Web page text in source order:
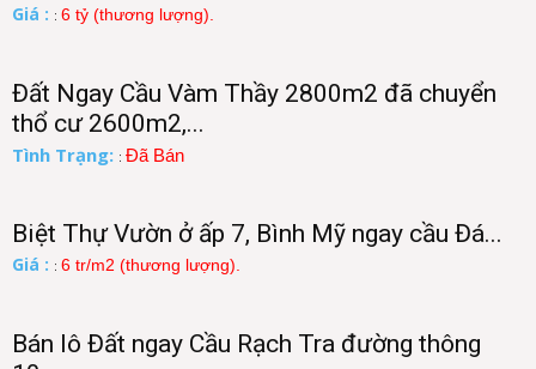
Giá : : 6 tỷ (thương lượng).
Đất Ngay Cầu Vàm Thầy 2800m2 đã chuyển
thổ cư 2600m2,...
Tình Trạng: : Đã Bán
Biệt Thự Vườn ở ấp 7, Bình Mỹ ngay cầu Đá...
Giá : : 6 tr/m2 (thương lượng).
Bán lô Đất ngay Cầu Rạch Tra đường thông